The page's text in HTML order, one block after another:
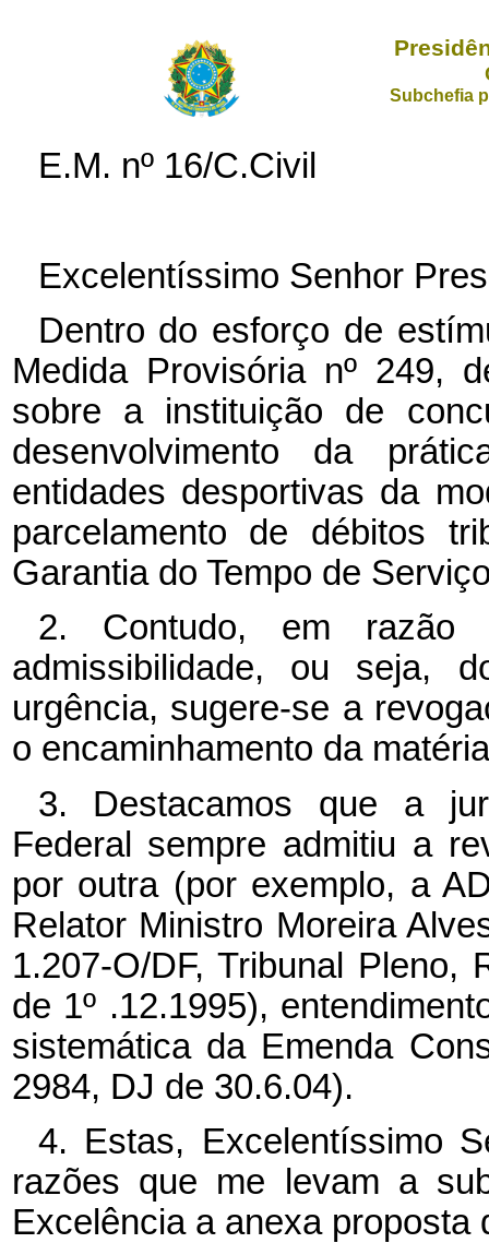
Subchefia
E.M. nº 16/C.Civil
Excelentíssimo Senhor
Dentro do esforço de
Medida Provisória nº 249,
sobre a instituição de
desenvolvimento da
entidades desportivas da
parcelamento de débitos
Garantia do Tempo de
2. Contudo, em
admissibilidade, ou seja,
urgência, sugere-se a
o encaminhamento da
3. Destacamos que a
Federal sempre admitiu a
por outra (por exemplo, a
Relator Ministro Moreira
1.207-O/DF, Tribunal Pleno,
de 1º .12.1995),
sistemática da Emenda
2984, DJ de 30.6.04).
4. Estas, Excelentíssimo
razões que me levam a
Excelência a anexa proposta